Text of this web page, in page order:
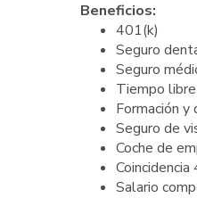
Beneficios:
401(k)
Seguro
Seguro
Tiempo
Formación
Seguro de
Coche de
Coincidencia
Salario